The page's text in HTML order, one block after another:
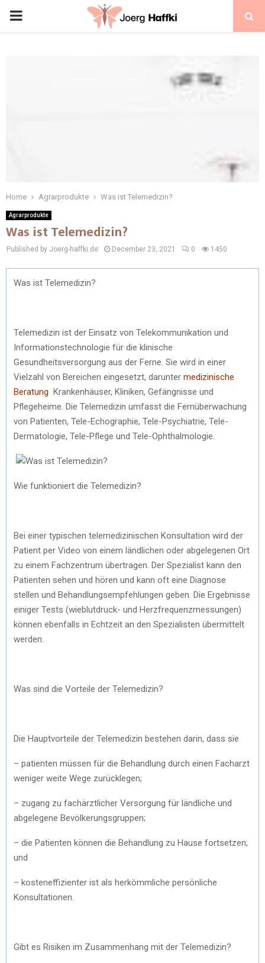
Home Agrarprodukte Was ist Telemedizin?
Agrarprodukte
Was ist Telemedizin?
Published by Joerg-haffki.de December 23, 2021 0 1450
Was ist Telemedizin?
Telemedizin ist der Einsatz von Telekommunikation und
Informationstechnologie für die klinische
Gesundheitsversorgung aus der Ferne. Sie wird in einer
Vielzahl von Bereichen eingesetzt, darunter medizinische
Beratung Krankenhäuser, Kliniken, Gefängnisse und
Pflegeheime. Die Telemedizin umfasst die Fernüberwachung
von Patienten, Tele-Echographie, Tele-Psychiatrie, Tele-
Dermatologie, Tele-Pflege und Tele-Ophthalmologie.
Wie funktioniert die Telemedizin?
Bei einer typischen telemedizinischen Konsultation wird der
Patient per Video von einem ländlichen oder abgelegenen Ort
zu einem Fachzentrum übertragen. Der Spezialist kann den
Patienten sehen und hören und kann oft eine Diagnose
stellen und Behandlungsempfehlungen geben. Die Ergebnisse
einiger Tests (wieblutdruck- und Herzfrequenzmessungen)
können ebenfalls in Echtzeit an den Spezialisten übermittelt
werden.
Was sind die Vorteile der Telemedizin?
Die Hauptvorteile der Telemedizin bestehen darin, dass sie
– patienten müssen für die Behandlung durch einen Facharzt
weniger weite Wege zurücklegen;
– zugang zu fachärztlicher Versorgung für ländliche und
abgelegene Bevölkerungsgruppen;
– die Patienten können die Behandlung zu Hause fortsetzen;
und
– kosteneffizienter ist als herkömmliche persönliche
Konsultationen.
Gibt es Risiken im Zusammenhang mit der Telemedizin?